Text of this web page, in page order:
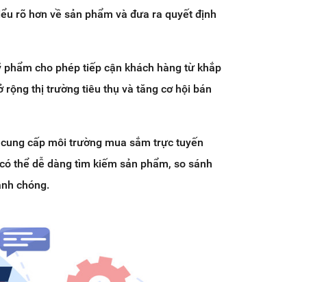
rõ hơn về sản phẩm và đưa ra quyết định
phẩm cho phép tiếp cận khách hàng từ khắp
rộng thị trường tiêu thụ và tăng cơ hội bán
cấp môi trường mua sắm trực tuyến
thể dễ dàng tìm kiếm sản phẩm, so sánh
chóng.